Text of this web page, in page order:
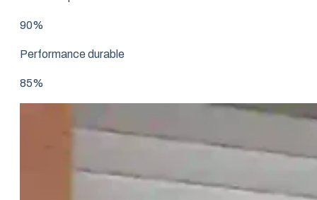
90%
Performance durable
85%